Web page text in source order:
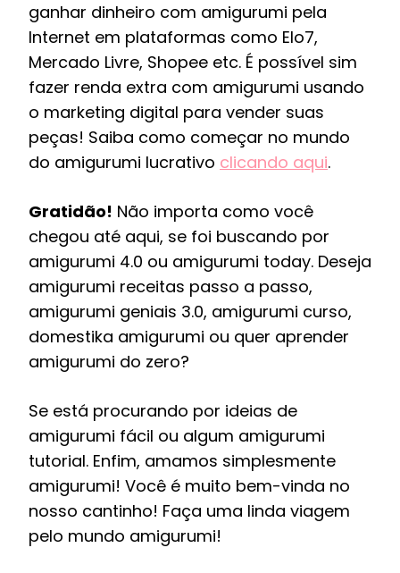
ganhar dinheiro com amigurumi pela
Internet em plataformas como Elo7,
Mercado Livre, Shopee etc. É possível sim
fazer renda extra com amigurumi usando
o marketing digital para vender suas
peças! Saiba como começar no mundo
do amigurumi lucrativo clicando aqui.
Gratidão! Não importa como você
chegou até aqui, se foi buscando por
amigurumi 4.0 ou amigurumi today. Deseja
amigurumi receitas passo a passo,
amigurumi geniais 3.0, amigurumi curso,
domestika amigurumi ou quer aprender
amigurumi do zero?
Se está procurando por ideias de
amigurumi fácil ou algum amigurumi
tutorial. Enfim, amamos simplesmente
amigurumi! Você é muito bem-vinda no
nosso cantinho! Faça uma linda viagem
pelo mundo amigurumi!